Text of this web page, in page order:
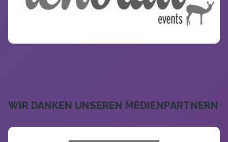
WIR DANKEN UNSEREN MEDIENPARTNERN